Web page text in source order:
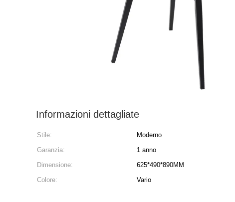
Informazioni dettagliate
Stile: Moderno
Garanzia:
1 anno
Dimensione:
625*490*890MM
Colore:
Vario